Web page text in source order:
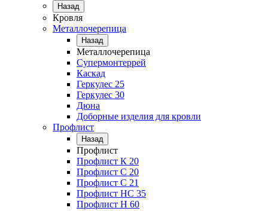
Назад
Кровля
Металлочерепица
Назад
Металлочерепица
Супермонтеррей
Каскад
Геркулес 25
Геркулес 30
Дюна
Доборные изделия для кровли
Профлист
Назад
Профлист
Профлист К 20
Профлист С 20
Профлист C 21
Профлист НС 35
Профлист Н 60